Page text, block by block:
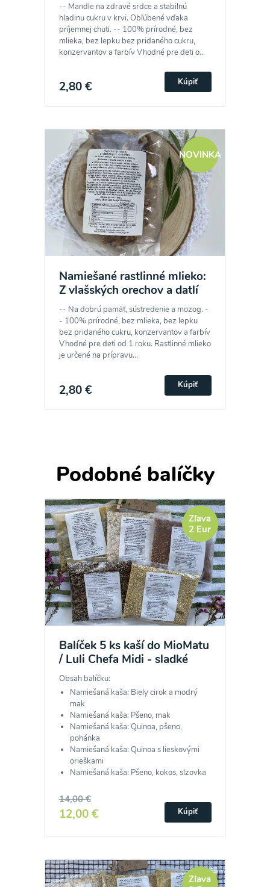
-- Mandle na zdravé srdce a stabilnú
hladinu cukru v krvi. Obľúbené vďaka
príjemnej chuti. -- 100% prírodné, bez
mlieka, bez lepku bez pridaného cukru,
konzervantov a farbív Vhodné pre deti o...
2,80 € Kúpiť
NOVINKA
Namiešané rastlinné mlieko:
Z vlašských orechov a datlí
-- Na dobrú pamäť, sústredenie a mozog. -
- 100% prírodné, bez mlieka, bez lepku
bez pridaného cukru, konzervantov a farbív
Vhodné pre deti od 1 roku. Rastlinné mlieko
je určené na prípravu...
2,80 € Kúpiť
Podobné balíčky
Zľava
2 Eur
Balíček 5 ks kaší do MioMatu
/ Luli Chefa Midi - sladké
Obsah balíčku:
Namiešaná kaša: Biely cirok a modrý
mak
Namiešaná kaša: Pšeno, mak
Namiešaná kaša: Quinoa, pšeno,
pohánka
Namiešaná kaša: Quinoa s lieskovými
orieškami
Namiešaná kaša: Pšeno, kokos, slzovka
14,00 €
12,00 € Kúpiť
Zľava
Odber noviniek a akcií